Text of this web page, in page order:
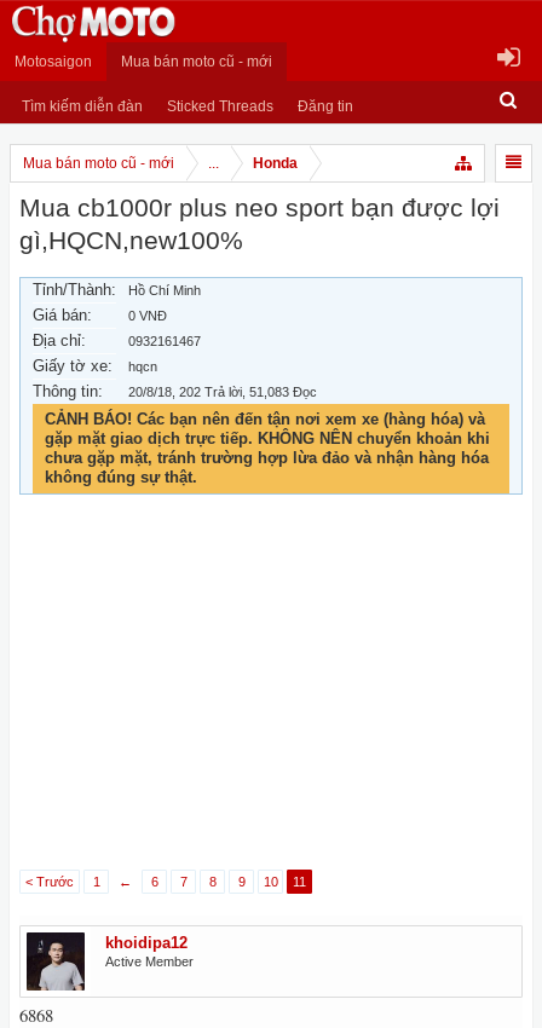
Motosaigon Mua bán moto cũ - mới
Tìm kiếm diễn đàn Sticked Threads Đăng tin
Mua bán moto cũ - mới ... Honda
Mua cb1000r plus neo sport bạn được lợi
gì,HQCN,new100%
Tỉnh/Thành: Hồ Chí Minh
Giá bán: 0 VNĐ
Địa chỉ: 0932161467
Giấy tờ xe: hqcn
Thông tin: 20/8/18 , 202 Trả lời, 51,083 Đọc
CẢNH BÁO! Các bạn nên đến tận nơi xem xe (hàng hóa) và
gặp mặt giao dịch trực tiếp. KHÔNG NÊN chuyển khoản khi
chưa gặp mặt, tránh trường hợp lừa đảo và nhận hàng hóa
không đúng sự thật.
< Trước 1 ← 6 7 8 9 10 11
khoidipa12
Active Member
6868